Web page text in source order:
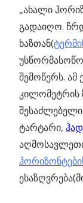
„ახალი
გადაიღო.
ხაზთან(
შემოწერს. ამ
კილომეტრის
ტარტარი,